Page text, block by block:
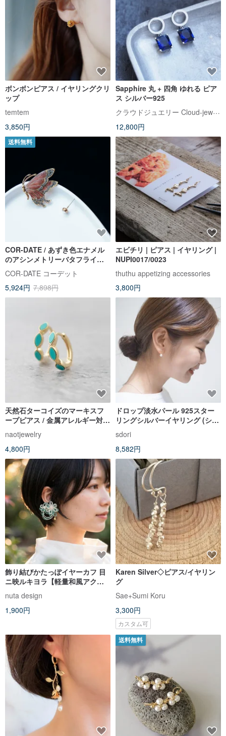
ボンボンピアス / イヤリングクリ
ップ
temtem
3,850円
Sapphire 丸 + 四角 ゆれる ピア
ス シルバー925
クラウドジュエリー Cloud-jewelry
12,800円
送料無料
COR-DATE / あずき色エナメル
のアシンメトリーバタフライピ
アス
COR-DATE コーデット
5,924円 7,898円
エビチリ | ピアス | イヤリング |
NUPI0017/0023
thuthu appetizing accessories
3,800円
天然石ターコイズのマーキスフ
ープピアス / 金属アレルギー対応
18Kコーティング
naotjewelry
4,800円
ドロップ淡水パール 925スター
リングシルバーイヤリング (シル
バー/ローズゴールド/18Kゴール
ド) | パールシリーズ
sdori
8,582円
飾り結びかたっぽイヤーカフ 目
ニ映ルキヨラ【軽量和風アク
セ】
nuta design
1,900円
Karen Silver◇ピアス/イヤリン
グ
Sae+Sumi Koru
3,300円
カスタム可
送料無料